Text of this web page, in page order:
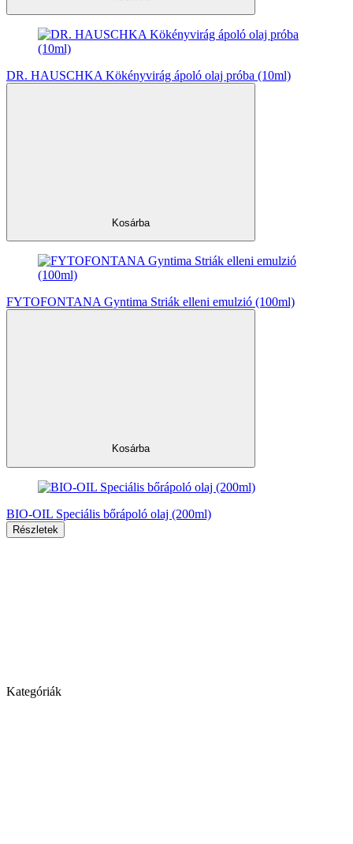
DR. HAUSCHKA Kökényvirág ápoló olaj próba (10ml)
Kosárba
FYTOFONTANA Gyntima Striák elleni emulzió (100ml)
Kosárba
BIO-OIL Speciális bőrápoló olaj (200ml)
Részletek
Kategóriák